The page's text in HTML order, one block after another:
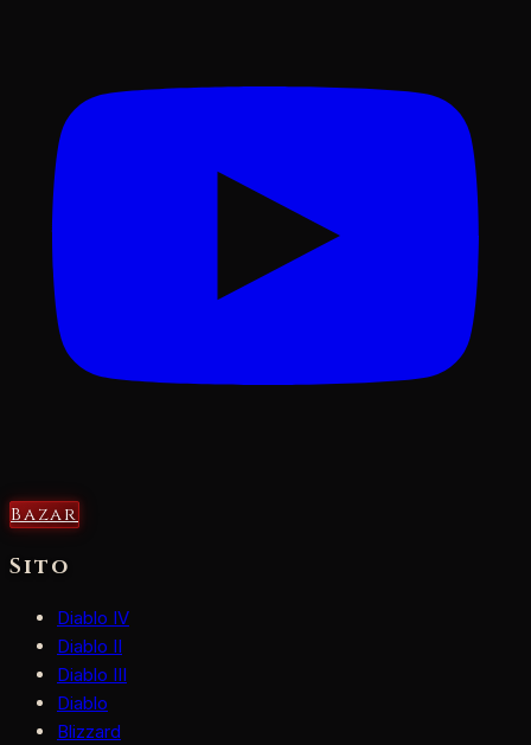
Bazar
Sito
Diablo IV
Diablo II
Diablo III
Diablo
Blizzard